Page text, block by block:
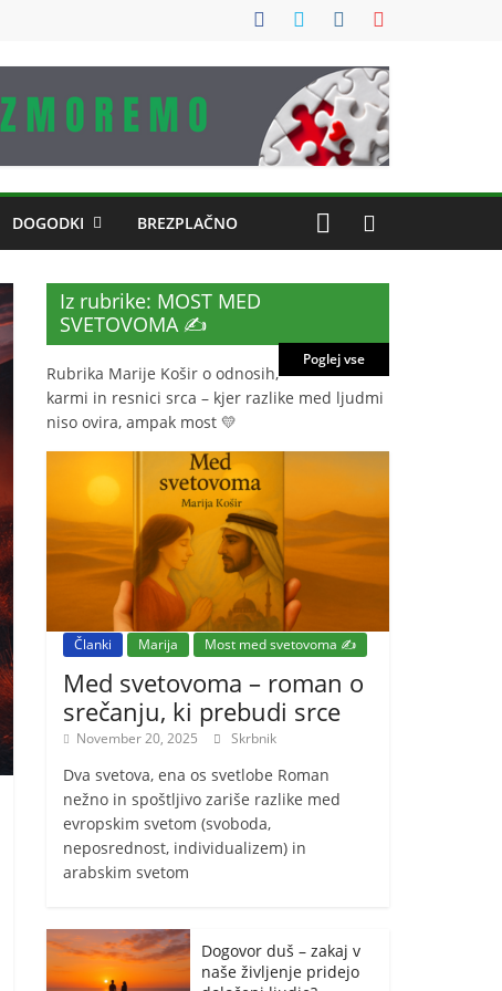
DOGODKI BREZPLAČNO
Iz rubrike: MOST MED
SVETOVOMA ✍️
Poglej vse
Rubrika Marije Košir o odnosih,
karmi in resnici srca – kjer razlike med ljudmi
niso ovira, ampak most 💛
Članki Marija Most med svetovoma ✍️
Med svetovoma – roman o
srečanju, ki prebudi srce
November 20, 2025 Skrbnik
Dva svetova, ena os svetlobe Roman
nežno in spoštljivo zariše razlike med
evropskim svetom (svoboda,
neposrednost, individualizem) in
arabskim svetom
Dogovor duš – zakaj v
naše življenje pridejo